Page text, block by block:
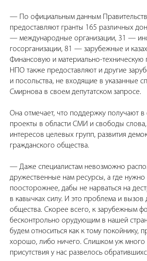
— По официальным данным
предоставляют гранты 165 различных
— международные организации, 31 —
госорганизации, 81 — зарубежные и
Финансовую и материально-
НПО также предоставляют и другие
и посольства, не входящие в указанные
Смирнова в своем депутатском запросе.
Она отмечает, что поддержку получают
проекты в области СМИ и свободы
интересов целевых групп, развития
гражданского общества.
— Даже специалистам невозможно
дружественные нам ресурсы, а где нужно
поосторожнее, дабы не нарваться на
в кавычках силу. И это проблема и вызов
общества. Скорее всего, к зарубежным
бесконтрольно орудующим в нашей
будем относиться как к тому покойнику,
хорошо, либо ничего. Слишком уж много
присутствия у нас развелось